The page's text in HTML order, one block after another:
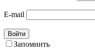
E-mail
Войти
Запомнить